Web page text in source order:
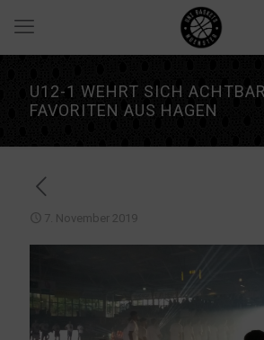
U12-1 WEHRT SICH
FAVORITEN AUS HAGEN
7. November 2019